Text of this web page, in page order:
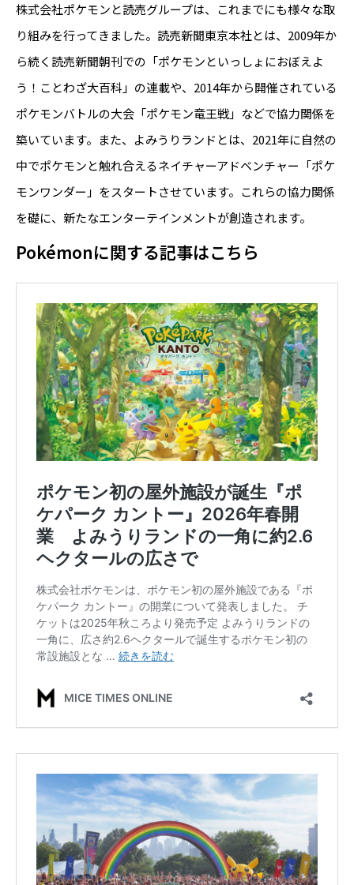
株式会社ポケモンと読売グループは、これまでにも様々な取
り組みを行ってきました。読売新聞東京本社とは、2009年か
ら続く読売新聞朝刊での「ポケモンといっしょにおぼえよ
う！ことわざ大百科」の連載や、2014年から開催されている
ポケモンバトルの大会「ポケモン竜王戦」などで協力関係を
築いています。また、よみうりランドとは、2021年に自然の
中でポケモンと触れ合えるネイチャーアドベンチャー「ポケ
モンワンダー」をスタートさせています。これらの協力関係
を礎に、新たなエンターテインメントが創造されます。
Pokémonに関する記事はこちら